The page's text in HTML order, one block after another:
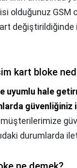
olduğunuz GSM
kart bloke
uyumlu hale
güvenliğiniz
durumlarda